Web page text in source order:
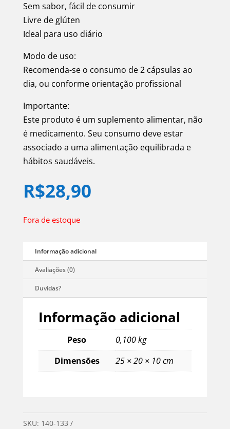
Sem sabor, fácil de consumir
Livre de glúten
Ideal para uso diário
Modo de uso:
Recomenda-se o consumo de 2 cápsulas ao
dia, ou conforme orientação profissional
Importante:
Este produto é um suplemento alimentar, não
é medicamento. Seu consumo deve estar
associado a uma alimentação equilibrada e
hábitos saudáveis.
R$28,90
Fora de estoque
Informação adicional
Peso
0,100 kg
Dimensões
25 × 20 × 10 cm
SKU: 140-133